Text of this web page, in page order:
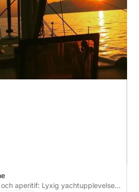
aperitif: Lyxig yachtupplevelse